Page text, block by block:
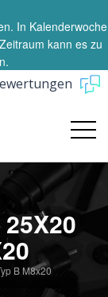
In Kalenderwoche
kann es zu
B M8x20